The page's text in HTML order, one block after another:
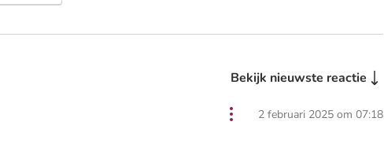
Bekijk nieuwste reactie
2 februari 2025 om 07:18